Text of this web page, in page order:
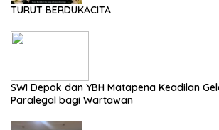
TURUT BERDUKACITA
SWI Depok dan YBH Matapena Keadilan
Paralegal bagi Wartawan